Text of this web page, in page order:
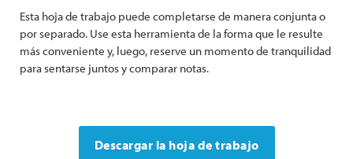
Esta hoja de trabajo puede completarse de manera conjunta o
por separado. Use esta herramienta de la forma que le resulte
más conveniente y, luego, reserve un momento de tranquilidad
para sentarse juntos y comparar notas.
Descargar la hoja de trabajo